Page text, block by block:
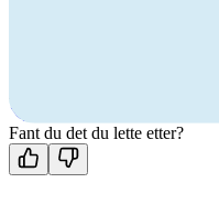
Kontakt oss
Fant du det du lette etter?